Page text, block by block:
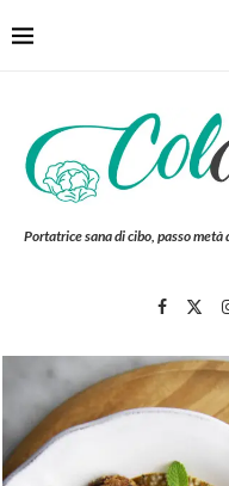
Portatrice sana di cibo, passo